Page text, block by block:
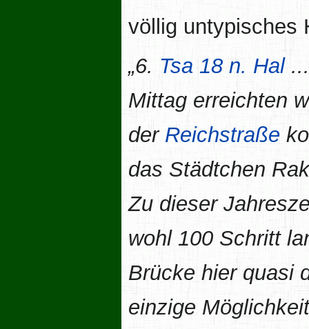
völlig untypisches
„6. Tsa 18 n. Hal
Mittag erreichten
der Reichstraße
das Städtchen
Zu dieser
wohl 100 Schritt
Brücke hier quasi
einzige